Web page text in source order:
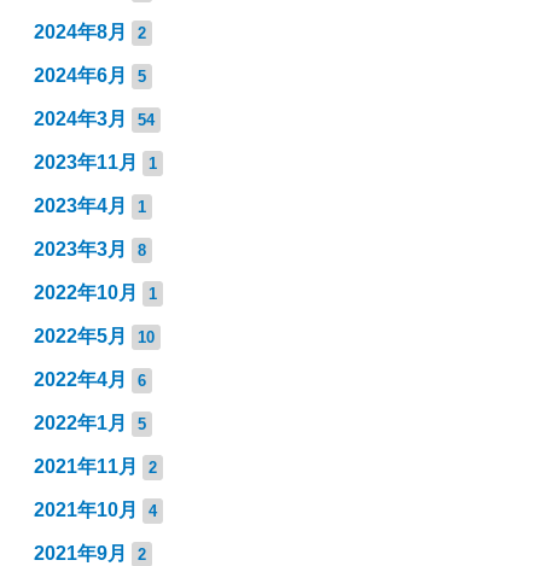
2024年8月 2
2024年6月 5
2024年3月 54
2023年11月 1
2023年4月 1
2023年3月 8
2022年10月 1
2022年5月 10
2022年4月 6
2022年1月 5
2021年11月 2
2021年10月 4
2021年9月 2